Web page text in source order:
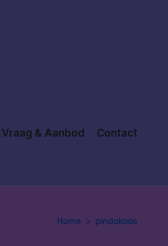
Vraag & Aanbod Contact
Home pindakaas